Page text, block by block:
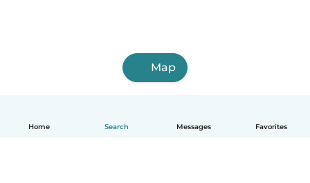
Home Search Messages Favorites
Map